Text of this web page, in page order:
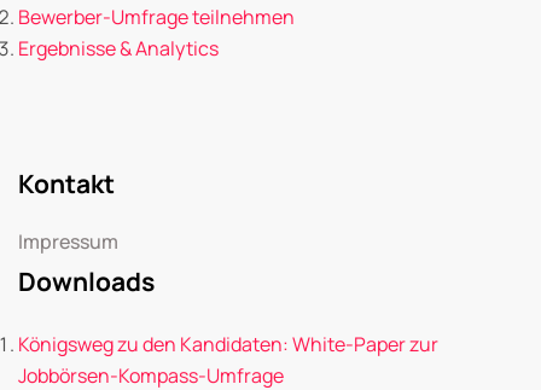
Bewerber-Umfrage teilnehmen
Ergebnisse & Analytics
Kontakt
Impressum
Downloads
Königsweg zu den Kandidaten: White-Paper zur
Jobbörsen-Kompass-Umfrage